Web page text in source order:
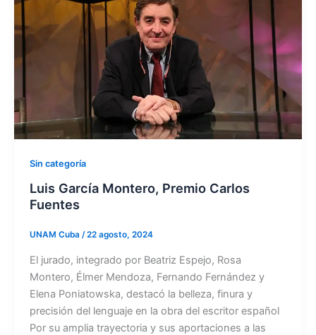
Sin categoría
Luis García Montero, Premio Carlos
Fuentes
UNAM Cuba /22 agosto, 2024
El jurado, integrado por Beatriz Espejo, Rosa
Montero, Élmer Mendoza, Fernando Fernández y
Elena Poniatowska, destacó la belleza, finura y
precisión del lenguaje en la obra del escritor español
Por su amplia trayectoria y sus aportaciones a las